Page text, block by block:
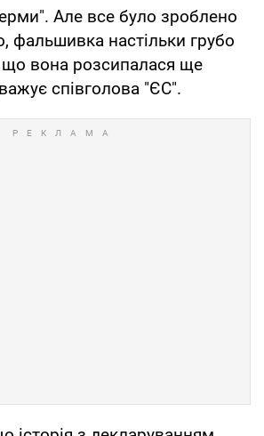
Але все було зроблено
фальшивка настільки грубо
що вона розсипалася ще
співголова "ЄС".